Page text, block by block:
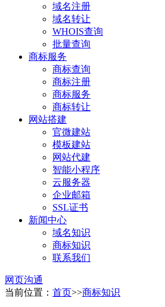
域名注册
域名转让
WHOIS查询
批量查询
商标服务
商标查询
商标注册
商标服务
商标转让
网站搭建
官微建站
模板建站
网站代建
智能小程序
云服务器
企业邮箱
SSL证书
新闻中心
域名知识
商标知识
联系我们
网页沟通
当前位置： 首页>>商标知识